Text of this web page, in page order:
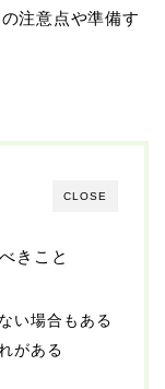
注意点や準備す
CLOSE
きこと
い場合もある
がある